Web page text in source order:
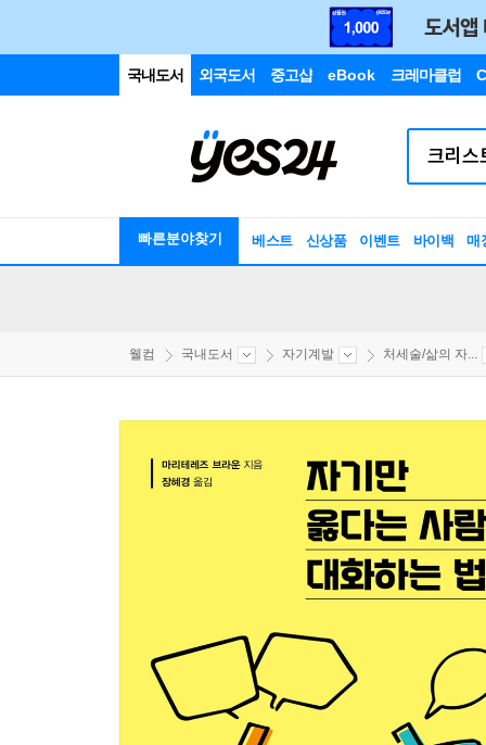
국내도서 외국도서 중고샵 eBook 크레마클럽
빠른분야찾기 베스트 신상품 이벤트 바이백 매
웰컴 국내도서 자기계발 처세술/삶의 자...